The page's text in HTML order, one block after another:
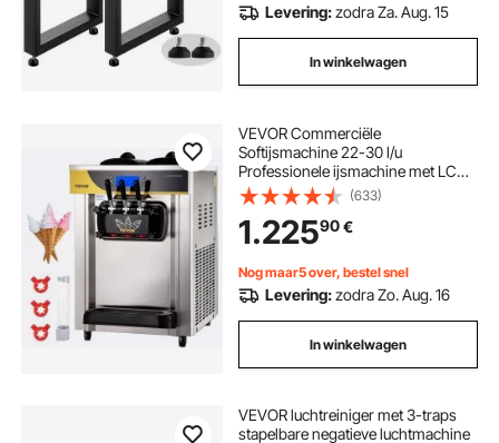
Levering:zodra Za. Aug. 15
In winkelwagen
VEVOR Commerciële
Softijsmachine 22-30 l/u
Professionele ijsmachine met LCD-
display, 3 smaken, tafelmodel voor
catering en bedrijven
(633)
1.22590€
Nog maar5 over, bestel snel
Levering:zodra Zo. Aug. 16
In winkelwagen
VEVOR luchtreiniger met 3-traps
stapelbare negatieve luchtmachine